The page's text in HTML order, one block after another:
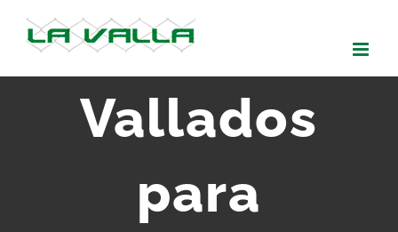
content
Vallados
para